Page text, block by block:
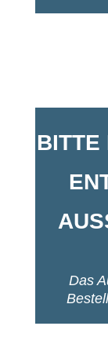
BITTE
Das